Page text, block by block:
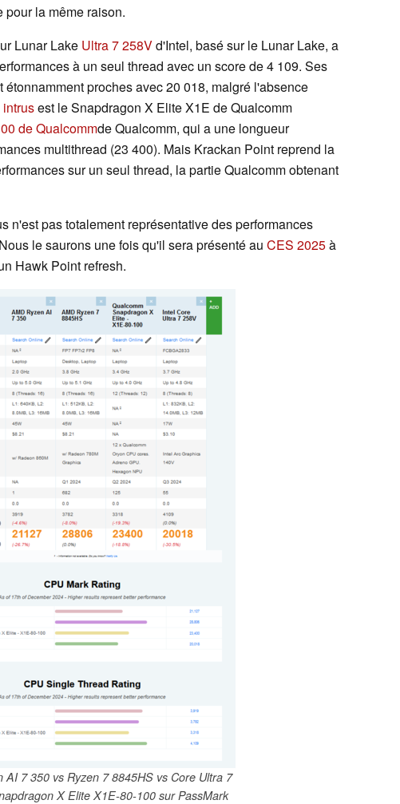
pour la même raison.
Lunar Lake Ultra 7 258Vd'Intel, basé sur le Lunar Lake, a
à un seul thread avec un score de 4 109. Ses
proches avec 20 018, malgré l'absence
est le Snapdragon X Elite X1E de Qualcomm
de Qualcommde Qualcomm, qui a une longueur
multithread (23 400). Mais Krackan Point reprend la
sur un seul thread, la partie Qualcomm obtenant
n'est pas totalement représentative des performances
le saurons une fois qu'il sera présenté au CES 2025à
Hawk Point refresh.
AI 7 350 vs Ryzen 7 8845HS vs Core Ultra 7
X Elite X1E-80-100 sur PassMark